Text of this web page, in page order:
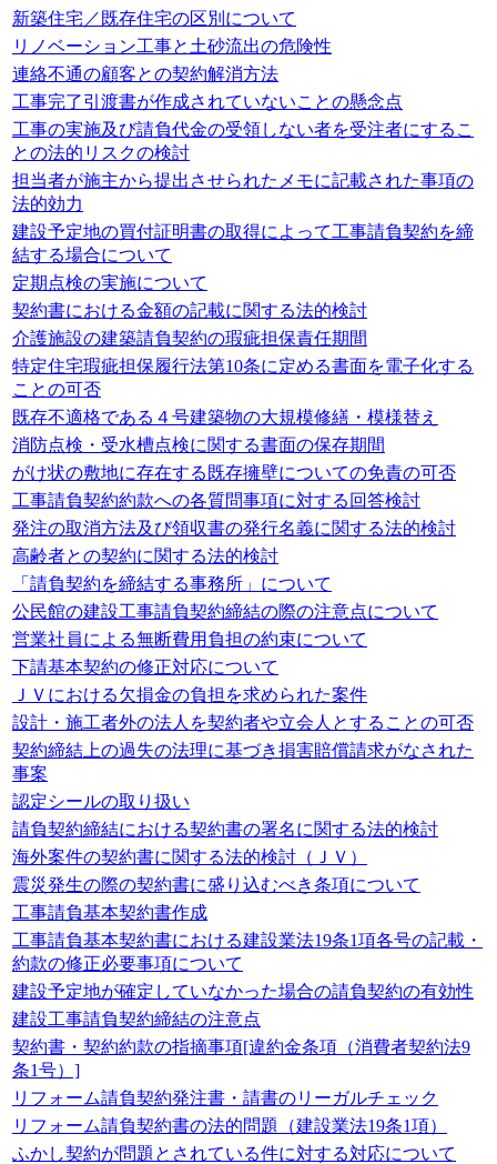
新築住宅／既存住宅の区別について
リノベーション工事と土砂流出の危険性
連絡不通の顧客との契約解消方法
工事完了引渡書が作成されていないことの懸念点
工事の実施及び請負代金の受領しない者を受注者にするこ
との法的リスクの検討
担当者が施主から提出させられたメモに記載された事項の
法的効力
建設予定地の買付証明書の取得によって工事請負契約を締
結する場合について
定期点検の実施について
契約書における金額の記載に関する法的検討
介護施設の建築請負契約の瑕疵担保責任期間
特定住宅瑕疵担保履行法第10条に定める書面を電子化する
ことの可否
既存不適格である４号建築物の大規模修繕・模様替え
消防点検・受水槽点検に関する書面の保存期間
がけ状の敷地に存在する既存擁壁についての免責の可否
工事請負契約約款への各質問事項に対する回答検討
発注の取消方法及び領収書の発行名義に関する法的検討
高齢者との契約に関する法的検討
「請負契約を締結する事務所」について
公民館の建設工事請負契約締結の際の注意点について
営業社員による無断費用負担の約束について
下請基本契約の修正対応について
ＪＶにおける欠損金の負担を求められた案件
設計・施工者外の法人を契約者や立会人とすることの可否
契約締結上の過失の法理に基づき損害賠償請求がなされた
事案
認定シールの取り扱い
請負契約締結における契約書の署名に関する法的検討
海外案件の契約書に関する法的検討（ＪＶ）
震災発生の際の契約書に盛り込むべき条項について
工事請負基本契約書作成
工事請負基本契約書における建設業法19条1項各号の記載・
約款の修正必要事項について
建設予定地が確定していなかった場合の請負契約の有効性
建設工事請負契約締結の注意点
契約書・契約約款の指摘事項[違約金条項（消費者契約法9
条1号）]
リフォーム請負契約発注書・請書のリーガルチェック
リフォーム請負契約書の法的問題（建設業法19条1項）
ふかし契約が問題とされている件に対する対応について